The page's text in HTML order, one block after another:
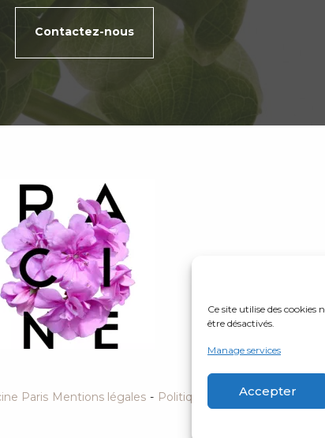
Ce site utilise des
être désactivés.
Manage services
Accepter
Contactez-nous
Paris Mentions légales - Politique de confidentialité